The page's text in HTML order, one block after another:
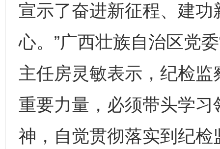
宣示了奋进新征程、建
心。”广西壮族自治区党
主任房灵敏表示，纪检
重要力量，必须带头学
神，自觉贯彻落实到纪